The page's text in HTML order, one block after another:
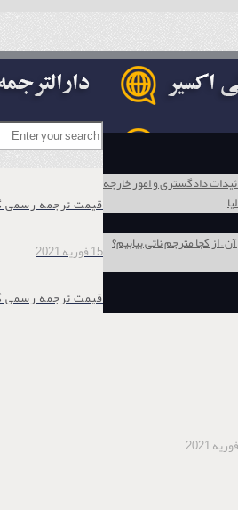
دادگستری و امور خارجه
– از کجا مترجم ناتی بیابیم؟
قیمت ترجمه رسمی
15 فوریه 2021
قیمت ترجمه رسمی